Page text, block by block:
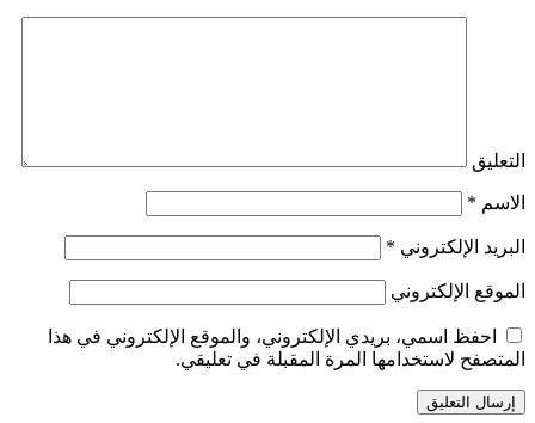
التعليق
الاسم *
البريد الإلكتروني *
الموقع الإلكتروني
احفظ اسمي، بريدي الإلكتروني، والموقع الإلكتروني في هذا
المتصفح لاستخدامها المرة المقبلة في تعليقي.